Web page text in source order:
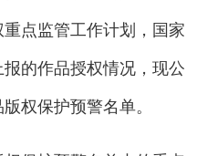
点监管工作计划，国家
的作品授权情况，现公
权保护预警名单。